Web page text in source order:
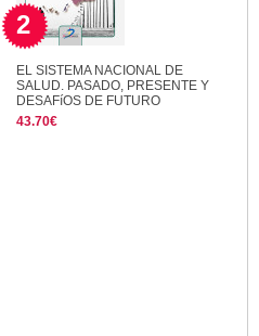
2
EL SISTEMA NACIONAL DE
SALUD. PASADO, PRESENTE Y
DESAFíOS DE FUTURO
43.70€